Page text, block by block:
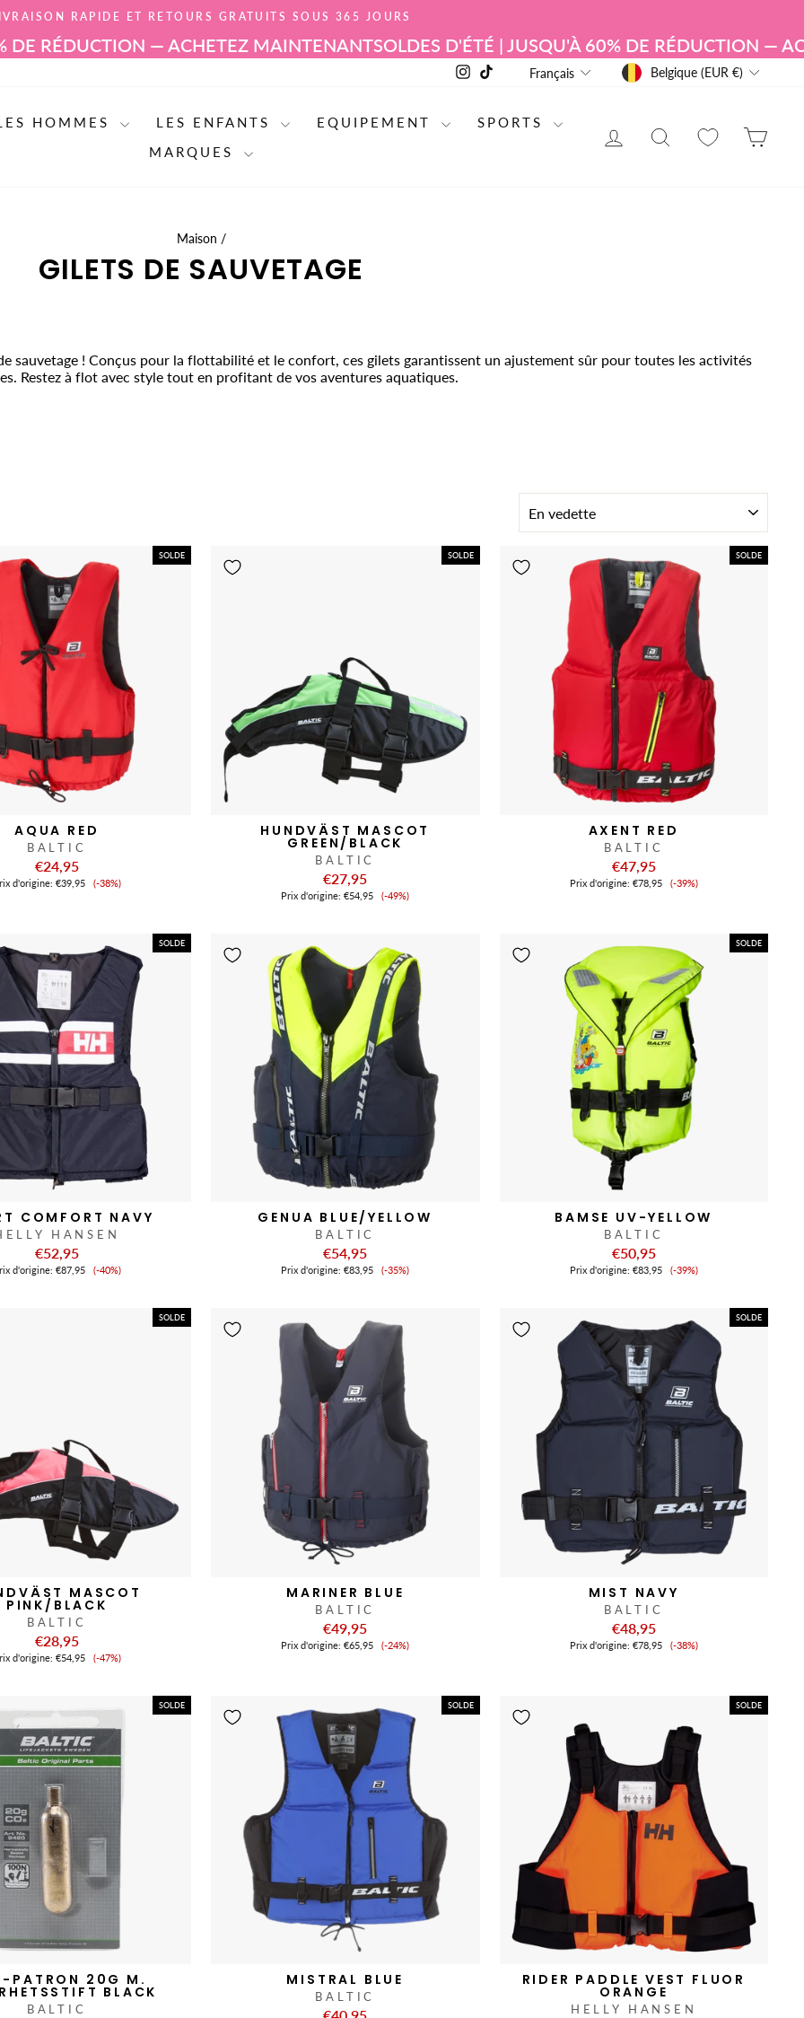
Mettre
le
RAPIDE ET RETOURS GRATUITS SOUS 365 JOURS
— ACHETEZ MAINTENANTSOLDES D'ÉTÉ | JUSQU'À 60% DE RÉDUCTION — ACHETEZ
Instagram
TikTok LANGUE
Français DEVISE
Belgique (EUR €)
HOMMES LES ENFANTS EQUIPEMENT
SPORTS
MARQUES
SE CONNECTER
RECHERCHE
Maison /
GILETS DE SAUVETAGE
sauvetage ! Conçus pour la flottabilité et le confort, ces gilets garantissent un ajustement sûr pour toutes les activités
Restez à flot avec style tout en profitant de vos aventures aquatiques.
TRIER
SOLDE
AQUA RED
BALTIC
€24,95
​​d'origine: €39,95
Prix
(-38%)
SOLDE
HUNDVÄST MASCOT
GREEN/BLACK
BALTIC
€27,95
Prix ​​d'origine:€54,95
Prix
(-49%)
SOLDE
AXENT RED
BALTIC
€47,95
Prix ​​d'origine: €78,95
Prix
(-39%)
SOLDE
COMFORT NAVY
HANSEN
€52,95
​​d'origine: €87,95
Prix
(-40%)
GENUA BLUE/YELLOW
BALTIC
€54,95
Prix ​​d'origine:€83,95
Prix
(-35%)
SOLDE
BAMSE UV-YELLOW
BALTIC
€50,95
Prix ​​d'origine: €83,95
Prix
(-39%)
SOLDE
MASCOT
PINK/BLACK
BALTIC
€28,95
​​d'origine: €54,95
Prix
(-47%)
MARINER BLUE
BALTIC
€49,95
Prix ​​d'origine:€65,95
Prix
(-24%)
SOLDE
MIST NAVY
BALTIC
€48,95
Prix ​​d'origine: €78,95
Prix
(-38%)
SOLDE
PATRON 20G M.
BLACK
BALTIC
SOLDE
MISTRAL BLUE
BALTIC
SOLDE
RIDER PADDLE VEST FLUOR
ORANGE
HELLY HANSEN